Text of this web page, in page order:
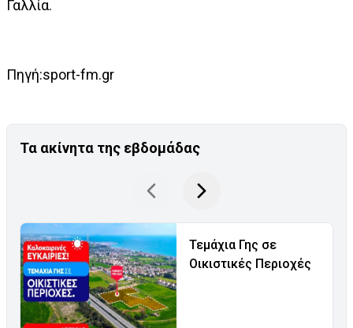
Γαλλία.
Πηγή:sport-fm.gr
Τα ακίνητα της εβδομάδας
Τεμάχια Γης σε
Οικιστικές Περιοχές